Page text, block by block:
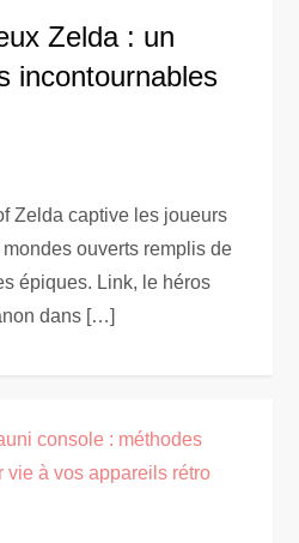
Zelda : un
incontournables
Zelda captive les joueurs
ouverts remplis de
épiques. Link, le héros
dans […]